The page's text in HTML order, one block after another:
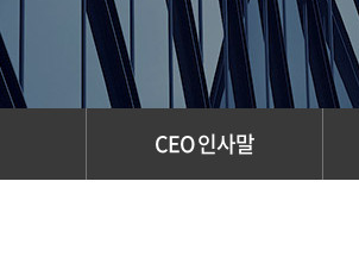
CEO 인사말